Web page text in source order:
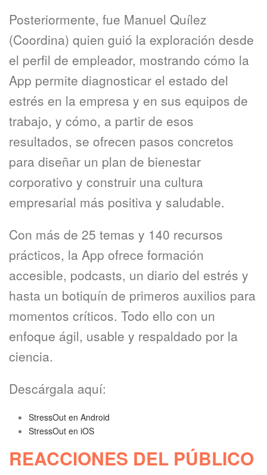
Posteriormente, fue Manuel Quílez
(Coordina) quien guió la exploración desde
el perfil de empleador, mostrando cómo la
App permite diagnosticar el estado del
estrés en la empresa y en sus equipos de
trabajo, y cómo, a partir de esos
resultados, se ofrecen pasos concretos
para diseñar un plan de bienestar
corporativo y construir una cultura
empresarial más positiva y saludable.
Con más de 25 temas y 140 recursos
prácticos, la App ofrece formación
accesible, podcasts, un diario del estrés y
hasta un botiquín de primeros auxilios para
momentos críticos. Todo ello con un
enfoque ágil, usable y respaldado por la
ciencia.
Descárgala aquí:
StressOut en Android
StressOut en iOS
REACCIONES DEL PÚBLICO